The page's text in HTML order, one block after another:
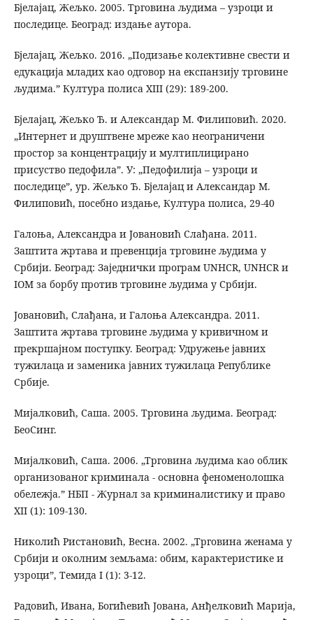
Бјелајац, Жељко. 2005. Трговина људима – узроци и
последице. Београд: издање аутора.
Бјелајац, Жељко. 2016. „Подизање колективне свести и
едукација младих као одговор на експанзију трговине
људима.” Култура полиса XIII (29): 189-200.
Бјелајац, Жељко Ђ. и Александар М. Филиповић. 2020.
„Интернет и друштвене мреже као неограничени
простор за концентрацију и мултиплицирано
присуство педофила”. У: „Педофилија – узроци и
последице”, ур. Жељко Ђ. Бјелајац и Александар М.
Филиповић, посебно издање, Култура полиса, 29-40
Галоња, Александра и Јовановић Слађана. 2011.
Заштита жртава и превенција трговине људима у
Србији. Београд: Заједнички програм UNHCR, UNHCR и
IOM за борбу против трговине људима у Србији.
Јовановић, Слађана, и Галоња Александра. 2011.
Заштита жртава трговине људима у кривичном и
прекршајном поступку. Београд: Удружење јавних
тужилаца и заменика јавних тужилаца Републике
Србије.
Мијалковић, Саша. 2005. Трговина људима. Београд:
БеоСинг.
Мијалковић, Саша. 2006. „Трговина људима као облик
организованог криминала - основна феноменолошка
обележја.” НБП - Журнал за криминалистику и право
XII (1): 109-130.
Николић Ристановић, Весна. 2002. „Трговина женама у
Србији и околним земљама: обим, карактеристике и
узроци”, Темида I (1): 3-12.
Радовић, Ивана, Богићевић Јована, Анђелковић Марија,